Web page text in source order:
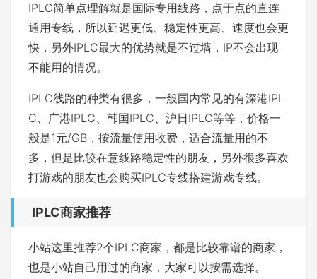
IPLC简单点理解就是国际专用线路，点于点的直连
通用专线，所以延迟更低、稳定性更高、速度也会更
快，另外IPLC最大的优势就是不过墙，IP不会出现
不能用的情况。
IPLC线路的种类有很多，一般国内常见的有深港IPL
C、广港IPLC、韩国IPLC、沪日IPLC等等，价格一
般是1元/GB，按流量使用收费，适合流量用的不
多，但是比较在意线路稳定性的朋友，另外很多喜欢
打游戏的朋友也会购买IPLC专线搭建游戏专线。
IPLC商家推荐
小站这里推荐2个IPLC商家，都是比较靠谱的商家，
也是小站自己用过的商家，大家可以按需选择。